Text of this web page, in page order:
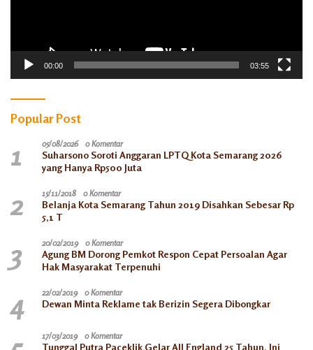
00:00 03:55
Popular Post
1 05/08/2026 0 Komentar
Suharsono Soroti Anggaran LPTQ Kota Semarang 2026
yang Hanya Rp500 Juta
2 15/11/2018 0 Komentar
Belanja Kota Semarang Tahun 2019 Disahkan Sebesar Rp
5,1 T
3 20/02/2019 0 Komentar
Agung BM Dorong Pemkot Respon Cepat Persoalan Agar
Hak Masyarakat Terpenuhi
4 22/02/2019 0 Komentar
Dewan Minta Reklame tak Berizin Segera Dibongkar
17/03/2019 0 Komentar
Tunggal Putra Paceklik Gelar All England 25 Tahun, Ini